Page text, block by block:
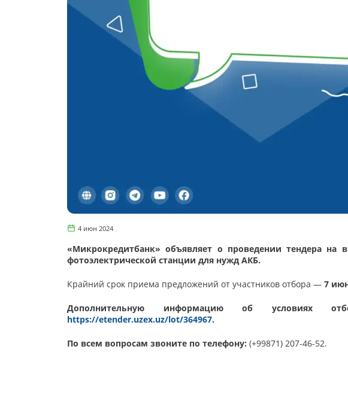
4 июн 2024
«Микрокредитбанк» объявляет о проведении тендера
фотоэлектрической станции для нужд АКБ.
Крайний срок приема предложений от участников отбора — 7
Дополнительную информацию об условиях
https://etender.uzex.uz/lot/364967.
По всем вопросам звоните по телефону: (+99871) 207-46-52.